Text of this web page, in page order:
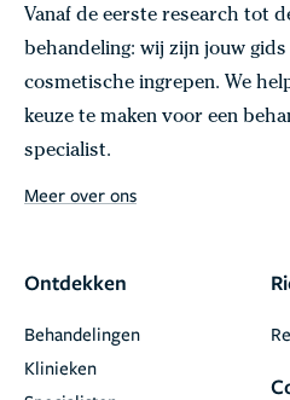
Vanaf de eerste research tot
behandeling: wij zijn jouw
cosmetische ingrepen. We
keuze te maken voor een
specialist.
Meer over ons
Ontdekken
Behandelingen
Klinieken